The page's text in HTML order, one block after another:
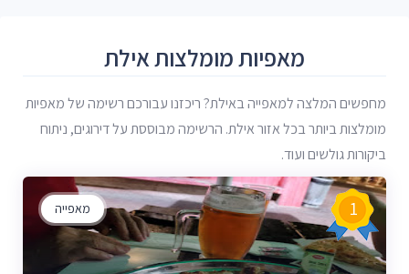
מאפיות מומלצות אילת
מחפשים המלצה למאפייה באילת? ריכזנו עבורכם רשימה של מאפיות
מומלצות ביותר בכל אזור אילת. הרשימה מבוססת על דירוגים, ניתוח
ביקורות גולשים ועוד.
מאפייה 1